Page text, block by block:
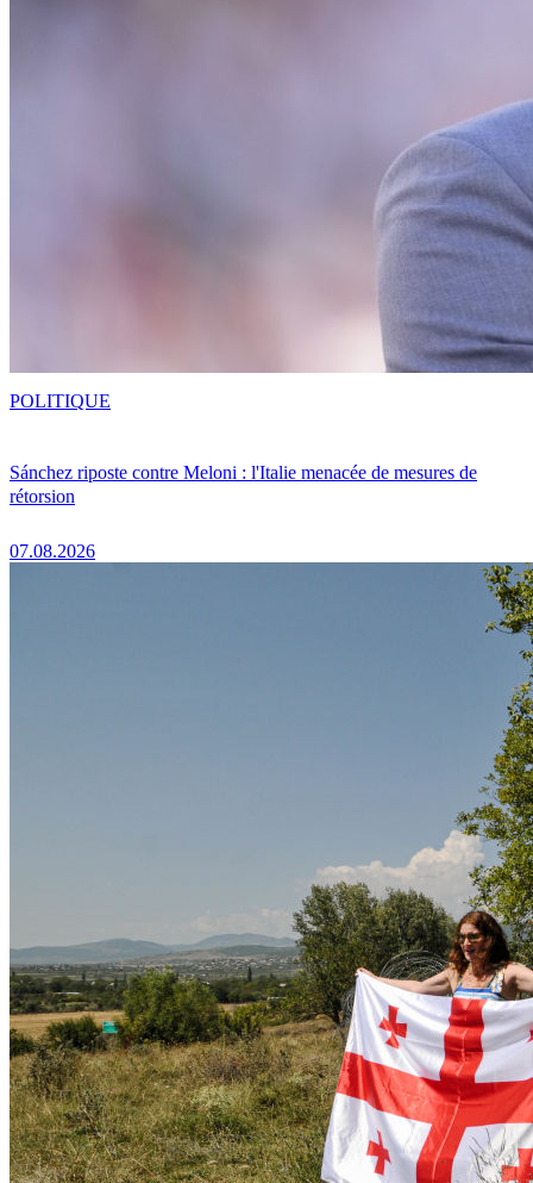
Sánchez riposte contre Meloni : l'Italie menacée de mesures de
rétorsion
07.08.2026
POLITIQUE